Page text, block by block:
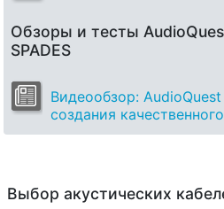
Обзоры и тесты
SPADES
Видеообзор:
создания
Выбор акустических